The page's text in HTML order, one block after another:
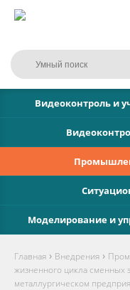
Видеоконтроль и
Моделирование и
Главная › Внедрения ›
жизненного цикла сменных
металлургическом